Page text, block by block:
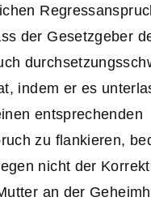
der Gesetzgeber
indem er es
entsprechenden
zu flankieren,
nicht der
an der